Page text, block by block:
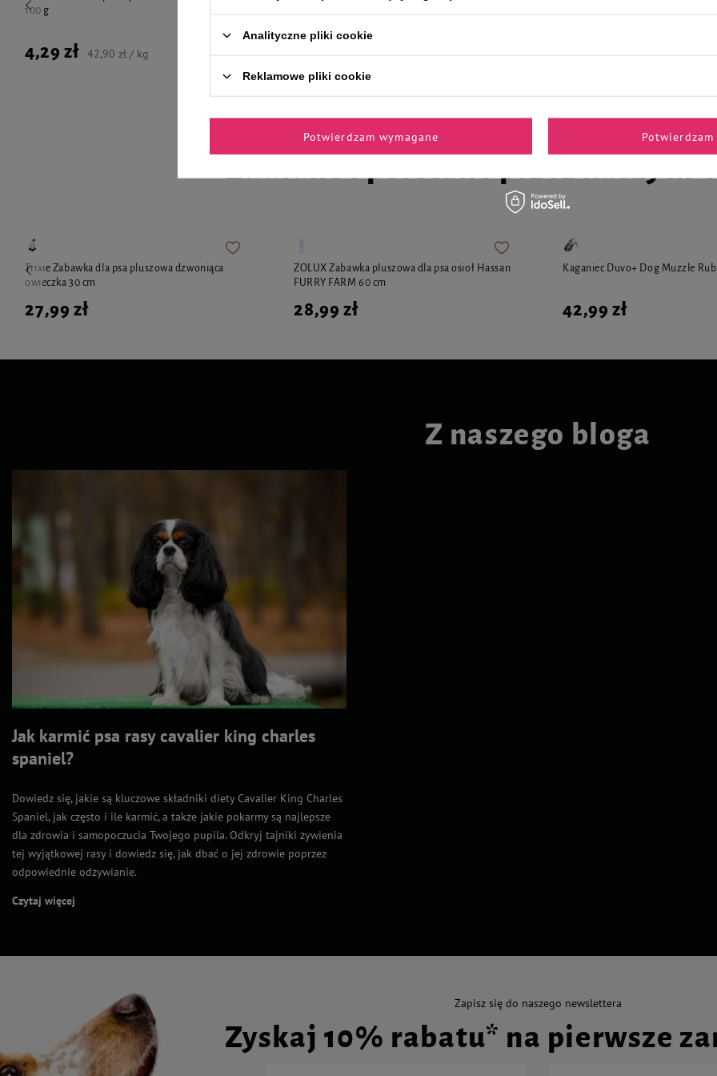
100 g
4,29 zł 42,90 zł / kg
Trixie Zabawka dla psa pluszowa dzwoniąca
owieczka 30 cm
27,99 zł
ZOLUX Zabawka pluszowa dla psa osioł Hassan
FURRY FARM 60 cm
28,99 zł
Kaganiec Duvo+ Dog Muzzle
42,99 zł
Z naszego bloga
Jak karmić psa rasy cavalier king charles
spaniel?
Dowiedz się, jakie są kluczowe składniki diety Cavalier King Charles
Spaniel, jak często i ile karmić, a także jakie pokarmy są najlepsze
dla zdrowia i samopoczucia Twojego pupila. Odkryj tajniki żywienia
tej wyjątkowej rasy i dowiedz się, jak dbać o jej zdrowie poprzez
odpowiednie odżywianie.
Czytaj więcej
Zapisz się do naszego newslettera
Zyskaj 10% rabatu* na pierwsze
Analityczne pliki cookie
Reklamowe pliki cookie
Potwierdzam wymagane